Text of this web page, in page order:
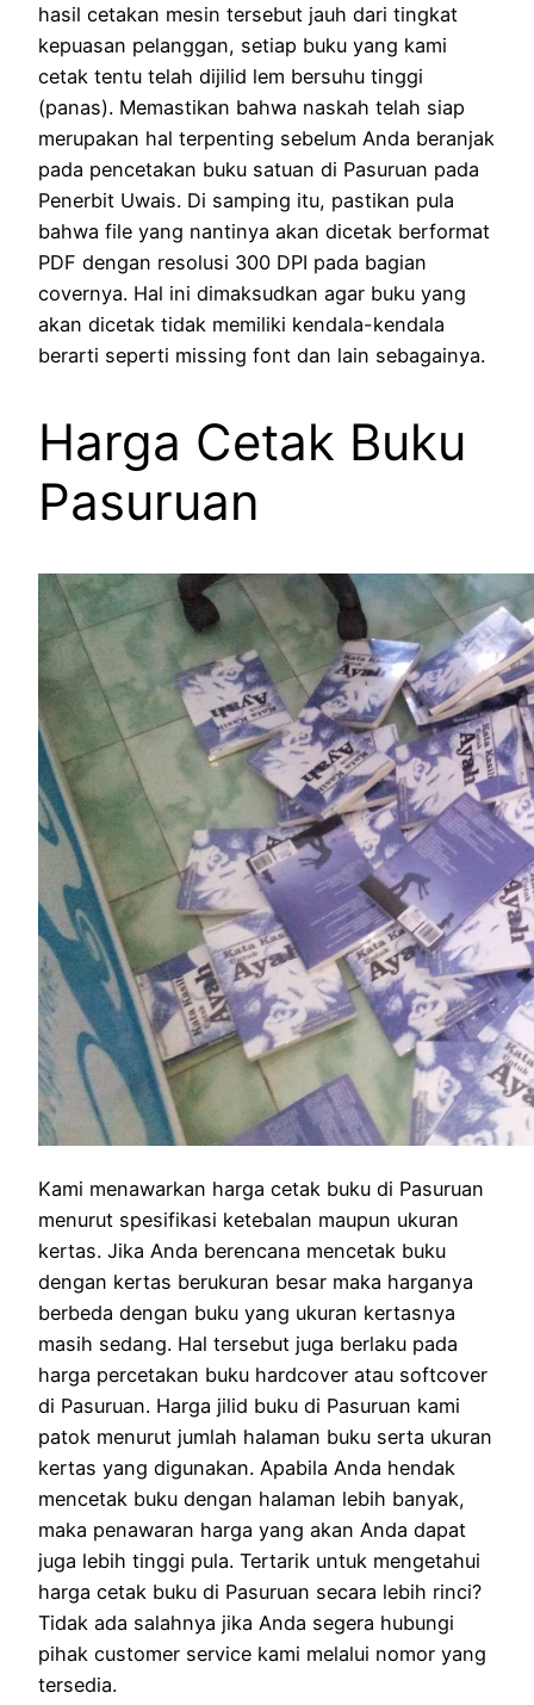
hasil cetakan mesin tersebut jauh dari tingkat
kepuasan pelanggan, setiap buku yang kami
cetak tentu telah dijilid lem bersuhu tinggi
(panas). Memastikan bahwa naskah telah siap
merupakan hal terpenting sebelum Anda beranjak
pada pencetakan buku satuan di Pasuruan pada
Penerbit Uwais. Di samping itu, pastikan pula
bahwa file yang nantinya akan dicetak berformat
PDF dengan resolusi 300 DPI pada bagian
covernya. Hal ini dimaksudkan agar buku yang
akan dicetak tidak memiliki kendala-kendala
berarti seperti missing font dan lain sebagainya.
Harga Cetak Buku
Pasuruan
Kami menawarkan harga cetak buku di Pasuruan
menurut spesifikasi ketebalan maupun ukuran
kertas. Jika Anda berencana mencetak buku
dengan kertas berukuran besar maka harganya
berbeda dengan buku yang ukuran kertasnya
masih sedang. Hal tersebut juga berlaku pada
harga percetakan buku hardcover atau softcover
di Pasuruan. Harga jilid buku di Pasuruan kami
patok menurut jumlah halaman buku serta ukuran
kertas yang digunakan. Apabila Anda hendak
mencetak buku dengan halaman lebih banyak,
maka penawaran harga yang akan Anda dapat
juga lebih tinggi pula. Tertarik untuk mengetahui
harga cetak buku di Pasuruan secara lebih rinci?
Tidak ada salahnya jika Anda segera hubungi
pihak customer service kami melalui nomor yang
tersedia.